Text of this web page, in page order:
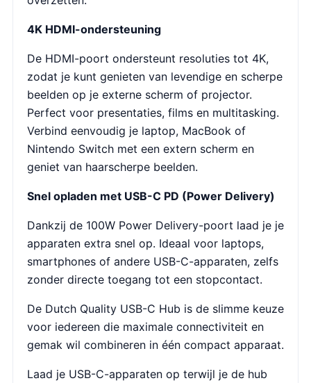
4K HDMI-ondersteuning
De HDMI-poort ondersteunt resoluties tot 4K,
zodat je kunt genieten van levendige en scherpe
beelden op je externe scherm of projector.
Perfect voor presentaties, films en multitasking.
Verbind eenvoudig je laptop, MacBook of
Nintendo Switch met een extern scherm en
geniet van haarscherpe beelden.
Snel opladen met USB-C PD (Power Delivery)
Dankzij de 100W Power Delivery-poort laad je je
apparaten extra snel op. Ideaal voor laptops,
smartphones of andere USB-C-apparaten, zelfs
zonder directe toegang tot een stopcontact.
De Dutch Quality USB-C Hub is de slimme keuze
voor iedereen die maximale connectiviteit en
gemak wil combineren in één compact apparaat.
Laad je USB-C-apparaten op terwijl je de hub